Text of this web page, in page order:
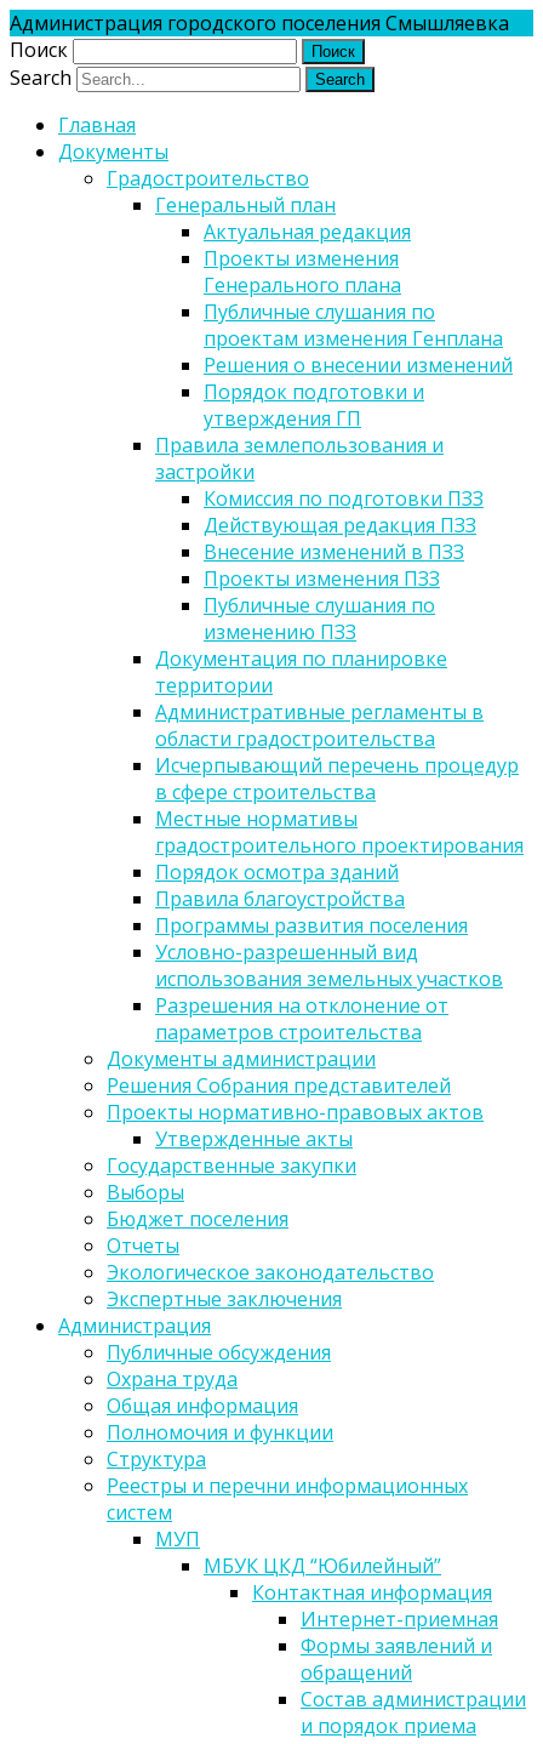
Администрация городского поселения Смышляевка
Поиск
Search
Главная
Документы
Градостроительство
Генеральный план
Актуальная редакция
Проекты изменения
Генерального плана
Публичные слушания по
проектам изменения Генплана
Решения о внесении изменений
Порядок подготовки и
утверждения ГП
Правила землепользования и
застройки
Комиссия по подготовки ПЗЗ
Действующая редакция ПЗЗ
Внесение изменений в ПЗЗ
Проекты изменения ПЗЗ
Публичные слушания по
изменению ПЗЗ
Документация по планировке
территории
Административные регламенты в
области градостроительства
Исчерпывающий перечень процедур
в сфере строительства
Местные нормативы
градостроительного проектирования
Порядок осмотра зданий
Правила благоустройства
Программы развития поселения
Условно-разрешенный вид
использования земельных участков
Разрешения на отклонение от
параметров строительства
Документы администрации
Решения Собрания представителей
Проекты нормативно-правовых актов
Утвержденные акты
Государственные закупки
Выборы
Бюджет поселения
Отчеты
Экологическое законодательство
Экспертные заключения
Администрация
Публичные обсуждения
Охрана труда
Общая информация
Полномочия и функции
Структура
Реестры и перечни информационных
систем
МУП
МБУК ЦКД “Юбилейный”
Контактная информация
Интернет-приемная
Формы заявлений и
обращений
Состав администрации
и порядок приема